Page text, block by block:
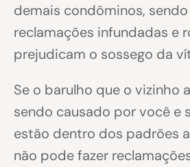
demais condôminos,
reclamações infundadas e
prejudicam o sossego da
Se o barulho que o vizinho
sendo causado por você e
estão dentro dos padrões
não pode fazer